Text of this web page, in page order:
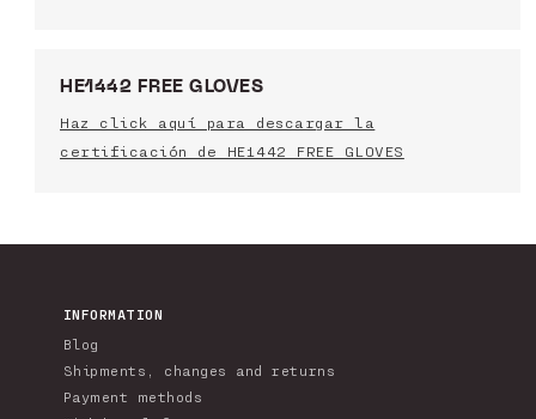
HE1442 FREE GLOVES
Haz click aquí para descargar la
certificación de HE1442 FREE GLOVES
INFORMATION
Blog
Shipments, changes and returns
Payment methods